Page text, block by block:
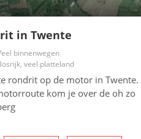
in Twente
binnenwegen
veel platteland
rondrit op de motor in Twente.
kom je over de oh zo